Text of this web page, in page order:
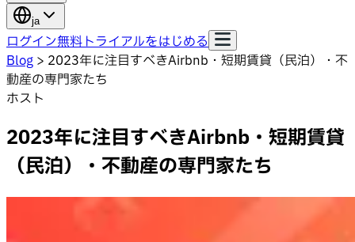
ja
ログイン無料トライアルをはじめる
Blog > 2023年に注目すべきAirbnb・短期賃貸（民泊）・不
動産の専門家たち
ホスト
2023年に注目すべきAirbnb・短期賃貸
（民泊）・不動産の専門家たち